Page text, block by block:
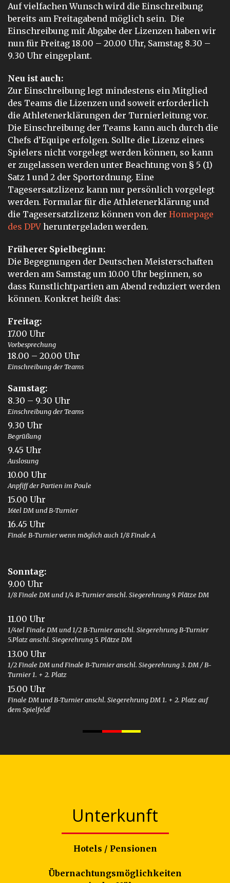
Auf vielfachen Wunsch wird die Einschreibung
bereits am Freitagabend möglich sein. Die
Einschreibung mit Abgabe der Lizenzen haben wir
nun für Freitag 18.00 – 20.00 Uhr, Samstag 8.30 –
9.30 Uhr eingeplant.
Neu ist auch:
Zur Einschreibung legt mindestens ein Mitglied
des Teams die Lizenzen und soweit erforderlich
die Athletenerklärungen der Turnierleitung vor.
Die Einschreibung der Teams kann auch durch die
Chefs d’Equipe erfolgen. Sollte die Lizenz eines
Spielers nicht vorgelegt werden können, so kann
er zugelassen werden unter Beachtung von § 5 (1)
Satz 1 und 2 der Sportordnung. Eine
Tagesersatzlizenz kann nur persönlich vorgelegt
werden. Formular für die Athletenerklärung und
die Tagesersatzlizenz können von der Homepage
des DPV heruntergeladen werden.
Früherer Spielbeginn:
Die Begegnungen der Deutschen Meisterschaften
werden am Samstag um 10.00 Uhr beginnen, so
dass Kunstlichtpartien am Abend reduziert werden
können. Konkret heißt das:
Freitag:
17.00 Uhr
Vorbesprechung
18.00 – 20.00 Uhr
Einschreibung der Teams
Samstag:
8.30 – 9.30 Uhr
Einschreibung der Teams
9.30 Uhr
Begrüßung
9.45 Uhr
Auslosung
10.00 Uhr
Anpfiff der Partien im Poule
15.00 Uhr
16tel DM und B-Turnier
16.45 Uhr
Finale B-Turnier wenn möglich auch 1/8 Finale A
Sonntag:
9.00 Uhr
1/8 Finale DM und 1/4 B-Turnier anschl. Siegerehrung 9. Plätze DM
11.00 Uhr
1/4tel Finale DM und 1/2 B-Turnier anschl. Siegerehrung B-Turnier
5.Platz anschl. Siegerehrung 5. Plätze DM
13.00 Uhr
1/2 Finale DM und Finale B-Turnier anschl. Siegerehrung 3. DM / B-
Turnier 1. + 2. Platz
15.00 Uhr
Finale DM und B-Turnier anschl. Siegerehrung DM 1. + 2. Platz auf
dem Spielfeld!
Unterkunft
Hotels / Pensionen
Übernachtungsmöglichkeiten